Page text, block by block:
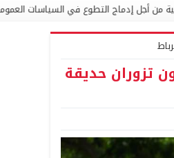
العمومية والبرامج الانتخابية
تزوران حديقة